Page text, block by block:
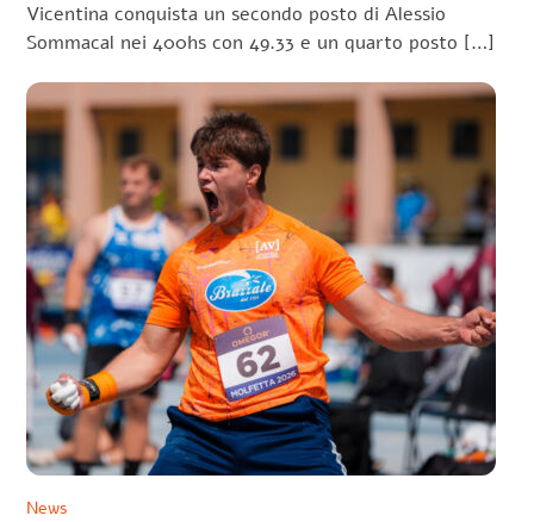
Vicentina conquista un secondo posto di Alessio
Sommacal nei 400hs con 49.33 e un quarto posto […]
News